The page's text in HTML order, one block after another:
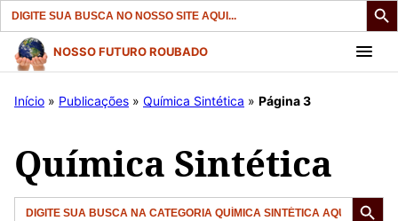
Search
for:
Pular
para
NOSSO FUTURO ROUBADO
Início » Publicações » Química Sintética » Página 3
Química Sintética
Search
for:
Search